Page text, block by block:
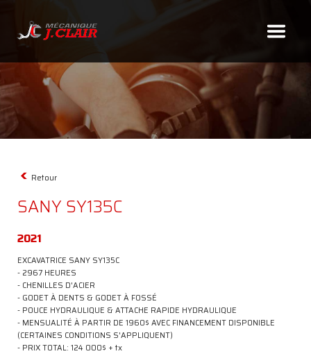
418.827.5100
PROPOS
SERVICES
COMPTOIR
PIÈCES
Retour
SANY SY135C
2021
EXCAVATRICE SANY SY135C
- 2967 HEURES
- CHENILLES D'ACIER
- GODET À DENTS & GODET À FOSSÉ
- POUCE HYDRAULIQUE & ATTACHE RAPIDE HYDRAULIQUE
- MENSUALITÉ À PARTIR DE 1960$ AVEC FINANCEMENT DISPONIBLE
(CERTAINES CONDITIONS S'APPLIQUENT)
- PRIX TOTAL: 124 000$ + tx